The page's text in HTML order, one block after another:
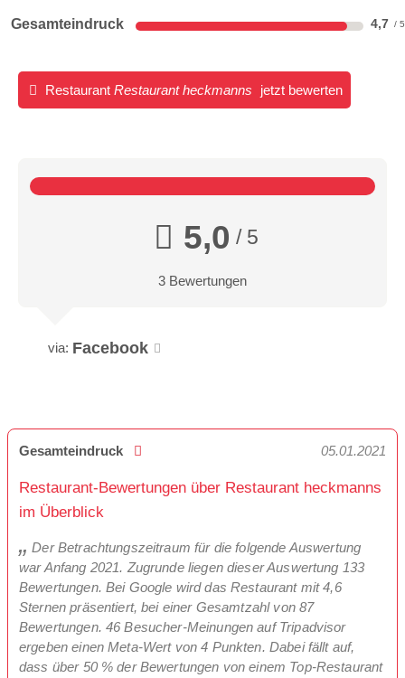
Gesamteindruck 4,7
Restaurant Restaurant heckmanns jetzt bewerten
5,0 / 5
3 Bewertungen
via: Facebook
Gesamteindruck 05.01.2021
Restaurant-Bewertungen über Restaurant heckmanns
im Überblick
Der Betrachtungszeitraum für die folgende Auswertung
war Anfang 2021. Zugrunde liegen dieser Auswertung 133
Bewertungen. Bei Google wird das Restaurant mit 4,6
Sternen präsentiert, bei einer Gesamtzahl von 87
Bewertungen. 46 Besucher-Meinungen auf Tripadvisor
ergeben einen Meta-Wert von 4 Punkten. Dabei fällt auf,
dass über 50 % der Bewertungen von einem Top-Restaurant